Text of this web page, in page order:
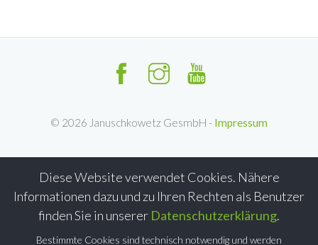
Diese Website verwendet Cookies. Nähere
Informationen dazu und zu Ihren Rechten als Benutzer
finden Sie in unserer Datenschutzerklärung.
Bestimmte Cookies sind technisch notwendig und werden
© 2026 Januschkowetz GesmbH - Impressum